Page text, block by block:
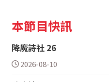
本節目快訊
降魔詩社 26
2026-08-10